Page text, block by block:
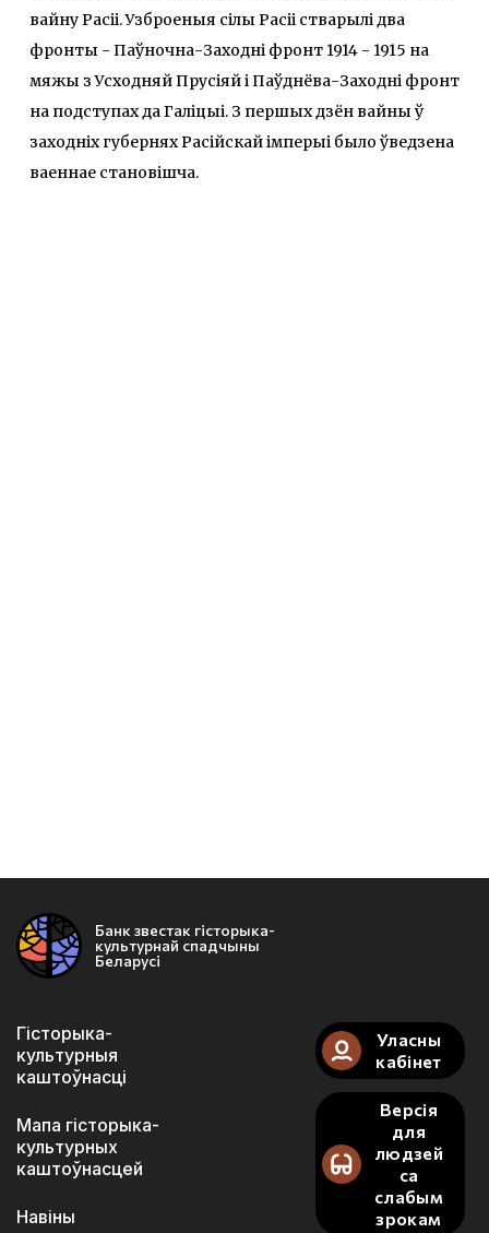
вайну Расіі. Узброеныя сілы Расіі стварылі два
фронты - Паўночна-Заходні фронт 1914 - 1915 на
мяжы з Усходняй Прусіяй і Паўднёва-Заходні фронт
на подступах да Галіцыі. З першых дзён вайны ў
заходніх губернях Расійскай імперыі было ўведзена
ваеннае становішча.
Банк звестак гісторыка-
культурнай спадчыны
Беларусі
Гісторыка-
культурныя
каштоўнасці
Мапа гісторыка-
культурных
каштоўнасцей
Навіны
Уласны
кабінет
Версія
для
людзей
са
слабым
зрокам